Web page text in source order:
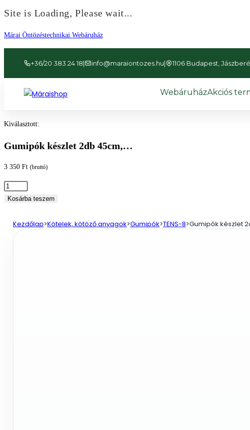
Site is Loading, Please wait...
Ugrás
a
tartalomhoz
Márai Öntözéstechnikai Webáruház
+36/20 383 24 18| info@maraiontozes.hu| 1106 Budapest,
WebáruházAkciós
Kiválasztott:
Gumipók készlet 2db 45cm,…
3 350 Ft (bruttó)
Gumipók
készlet
45cm,
Kosárba teszem
Kezdőlap>Kötelek, kötöző anyagok>Gumipók>TENS-8>Gumipók készlet